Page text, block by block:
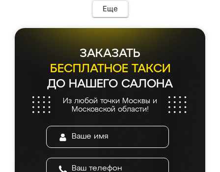
Еще
ЗАКАЗАТЬ
БЕСПЛАТНОЕ ТАКСИ
ДО НАШЕГО САЛОНА
Из любой точки Москвы и
Московской области!